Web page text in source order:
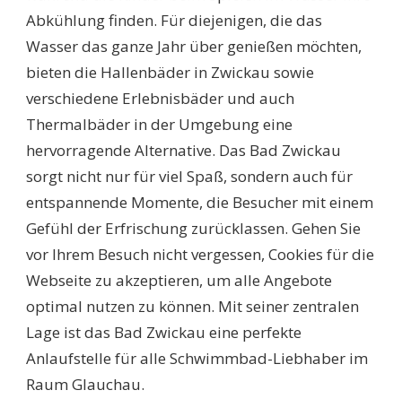
Abkühlung finden. Für diejenigen, die das
Wasser das ganze Jahr über genießen möchten,
bieten die Hallenbäder in Zwickau sowie
verschiedene Erlebnisbäder und auch
Thermalbäder in der Umgebung eine
hervorragende Alternative. Das Bad Zwickau
sorgt nicht nur für viel Spaß, sondern auch für
entspannende Momente, die Besucher mit einem
Gefühl der Erfrischung zurücklassen. Gehen Sie
vor Ihrem Besuch nicht vergessen, Cookies für die
Webseite zu akzeptieren, um alle Angebote
optimal nutzen zu können. Mit seiner zentralen
Lage ist das Bad Zwickau eine perfekte
Anlaufstelle für alle Schwimmbad-Liebhaber im
Raum Glauchau.